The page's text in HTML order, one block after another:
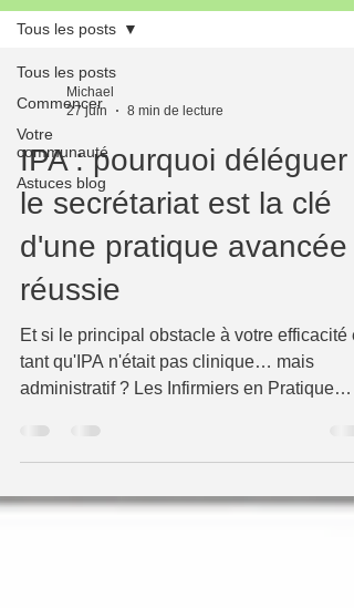
Tous les posts
Commencer
Votre
communauté
Astuces blog
Tous les posts
Michael
27 juin
8 min de lecture
IPA : pourquoi déléguer
le secrétariat est la clé
d'une pratique avancée
réussie
Et si le principal obstacle à votre efficacité
tant qu'IPA n'était pas clinique… mais
administratif ? Les Infirmiers en Pratique
Titulaires d'un master, capables de suivre
des patients chroniques, de prescrire dans